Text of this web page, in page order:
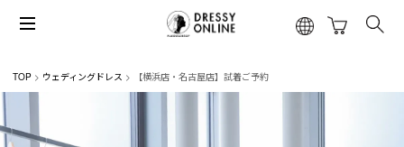
TOP ウェディングドレス 【横浜店・名古屋店】試着ご予約